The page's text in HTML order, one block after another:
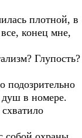
плотной, в
конец мне,
Глупость?
подозрительно
душ в номере.